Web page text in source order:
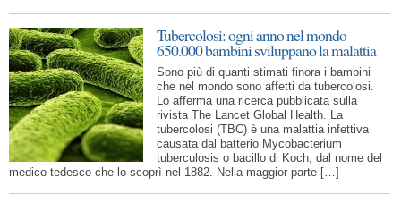
Tubercolosi: ogni anno nel mondo
650.000 bambini sviluppano la malattia
Sono più di quanti stimati finora i bambini
che nel mondo sono affetti da tubercolosi.
Lo afferma una ricerca pubblicata sulla
rivista The Lancet Global Health. La
tubercolosi (TBC) è una malattia infettiva
causata dal batterio Mycobacterium
tuberculosis o bacillo di Koch, dal nome del
medico tedesco che lo scoprì nel 1882. Nella maggior parte […]